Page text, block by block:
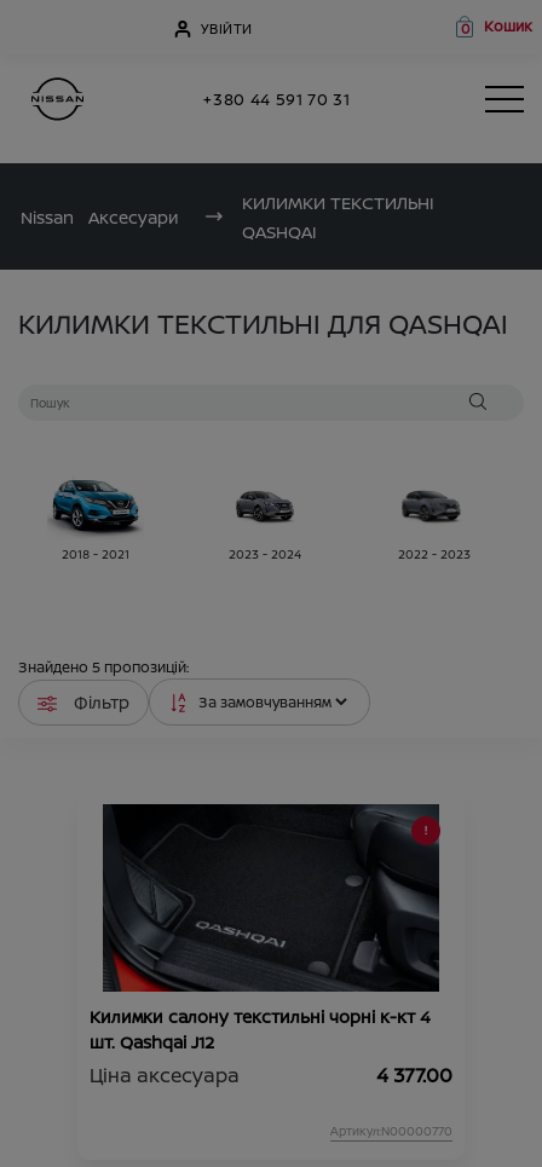
УВІЙТИ 0 Кошик
+380 44 591 70 31
Nissan Аксесуари
КИЛИМКИ ТЕКСТИЛЬНІ
QASHQAI
КИЛИМКИ ТЕКСТИЛЬНІ ДЛЯ QASHQAI
2018 - 2021 2023 - 2024 2022 - 2023
Знайдено 5 пропозицій:
Фільтр
Килимки салону текстильні чорні к-кт 4
шт. Qashqai J12
Ціна аксесуара 4 377.00
Артикул:N00000770